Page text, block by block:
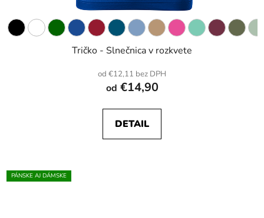
Tričko - Slnečnica v rozkvete
od €12,11 bez DPH
od €14,90
DETAIL
PÁNSKE AJ DÁMSKE